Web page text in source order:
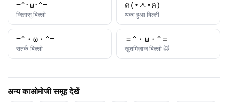
=^･ω･^=
जिज्ञासु बिल्लीकाओमोजी
ฅ(•ㅅ•ฅ)
थका हुआ बिल्लीकाओमोजी
=^・ω・^=
सतर्क बिल्लीकाओमोजी
＝^・ω・^＝
खुशमिज़ाज बिल्ली 🐱
अन्य काओमोजी समूह देखें